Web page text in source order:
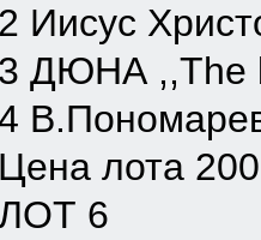
2 Иисус
3 ДЮНА ,,The
Цена лота
6